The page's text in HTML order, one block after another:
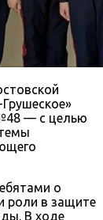
— с целью
о
роли в защите
В ходе